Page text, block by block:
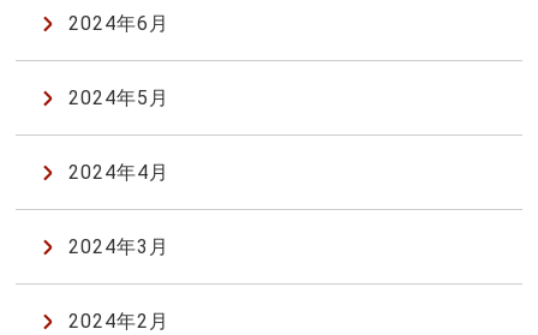
2024年6月
2024年5月
2024年4月
2024年3月
2024年2月